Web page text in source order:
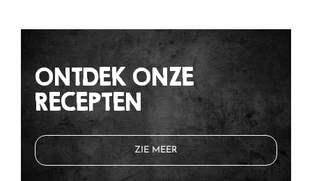
ONTDEK ONZE
RECEPTEN
ZIE MEER